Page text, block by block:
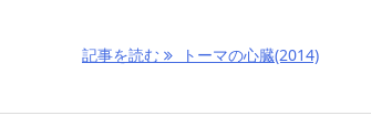
記事を読む トーマの心臓(2014)